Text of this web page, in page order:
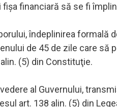
financiară să se fi
îndeplinirea formală
de 45 de zile care să
(5) din Constituţie.
al Guvernului,
art. 138 alin. (5) din